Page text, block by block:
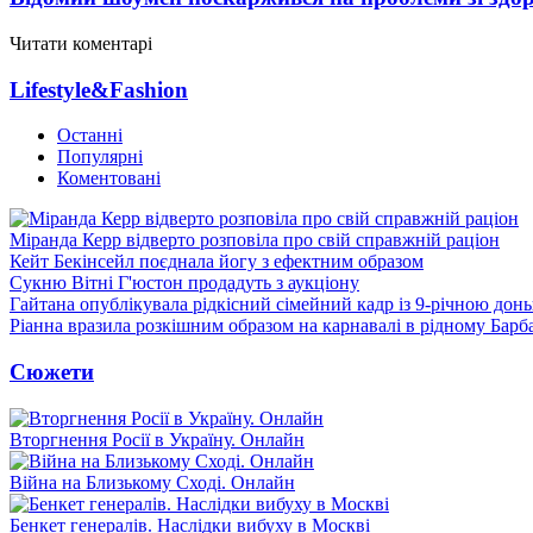
Читати коментарі
Lifestyle&Fashion
Останні
Популярні
Коментовані
Міранда Керр відверто розповіла про свій справжній раціон
Кейт Бекінсейл поєднала йогу з ефектним образом
Сукню Вітні Г'юстон продадуть з аукціону
Гайтана опублікувала рідкісний сімейний кадр із 9-річною
Ріанна вразила розкішним образом на карнавалі в рідному
Сюжети
Вторгнення Росії в Україну. Онлайн
Війна на Близькому Сході. Онлайн
Бенкет генералів. Наслідки вибуху в Москві